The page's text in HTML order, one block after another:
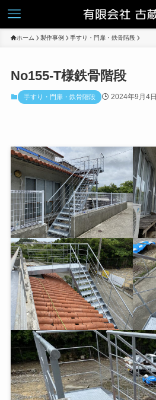
ホーム 製作事例 手すり・門扉・鉄骨階段
No155-T様鉄骨階段
手すり・門扉・鉄骨階段 2024年9月4日